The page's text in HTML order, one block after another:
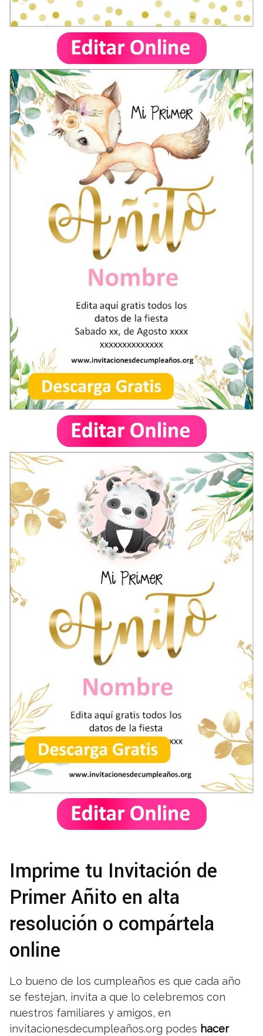
Imprime tu Invitación de
Primer Añito en alta
resolución o compártela
online
Lo bueno de los cumpleaños es que cada año
se festejan, invita a que lo celebremos con
nuestros familiares y amigos, en
invitacionesdecumpleaños.org podes hacer